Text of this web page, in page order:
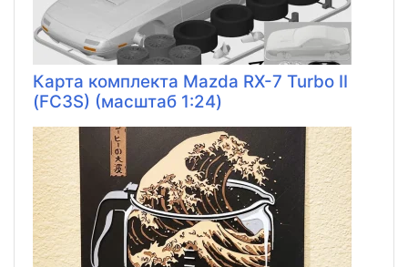
Карта комплекта Mazda RX-7 Turbo II
(FC3S) (масштаб 1:24)